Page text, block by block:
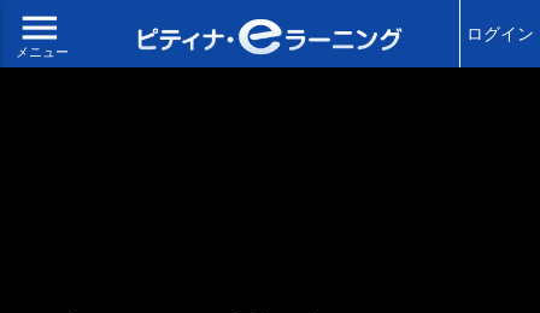
menu
メニュー
ログイン